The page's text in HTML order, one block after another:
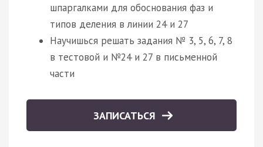
шпаргалками для обоснования фаз и
типов деления в линии 24 и 27
Научишься решать задания № 3, 5, 6, 7, 8
в тестовой и №24 и 27 в письменной
части
ЗАПИСАТЬСЯ